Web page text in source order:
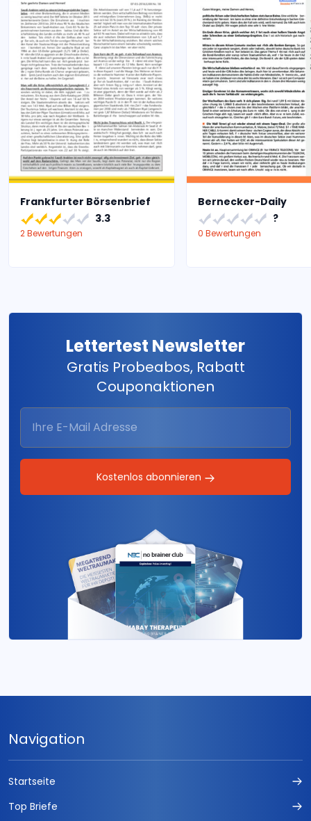
Frankfurter Börsenbrief
3.3
2 Bewertungen
Bernecker-Daily
?
0 Bewertungen
Lettertest Newsletter
Gratis Probeabos, Rabatt
Couponaktionen
Kostenlos abonnieren
Navigation
Startseite
Top Briefe